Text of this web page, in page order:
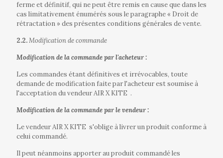
ferme et définitif, qui ne peut être remis en cause que dans les
cas limitativement énumérés sous le paragraphe « Droit de
rétractation » des présentes conditions générales de vente.
2.2.Modification de commande
Modification de la commande par l'acheteur :
Les commandes étant définitives et irrévocables, toute
demande de modification faite par l'acheteur est soumise à
l'acceptation du vendeur AIR X KITE .
Modification de la commande par le vendeur :
Le vendeur AIR X KITE s'oblige à livrer un produit conforme à
celui commandé.
Il peut néanmoins apporter au produit commandé les